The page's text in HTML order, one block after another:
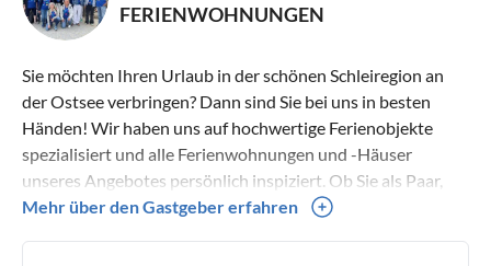
FERIENWOHNUNGEN
Sie möchten Ihren Urlaub in der schönen Schleiregion an
der Ostsee verbringen? Dann sind Sie bei uns in besten
Händen! Wir haben uns auf hochwertige Ferienobjekte
spezialisiert und alle Ferienwohnungen und -Häuser
unseres Angebotes persönlich inspiziert. Ob Sie als Paar,
Familie, Haustierbesitzer oder Allergiker reisen - wir haben
Mehr über den Gastgeber erfahren